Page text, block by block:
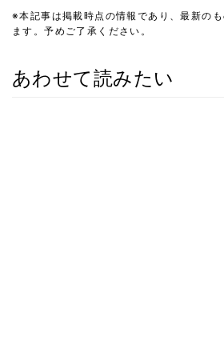
※本記事は掲載時点の情報であり、最新の
ます。予めご了承ください。
あわせて読みたい